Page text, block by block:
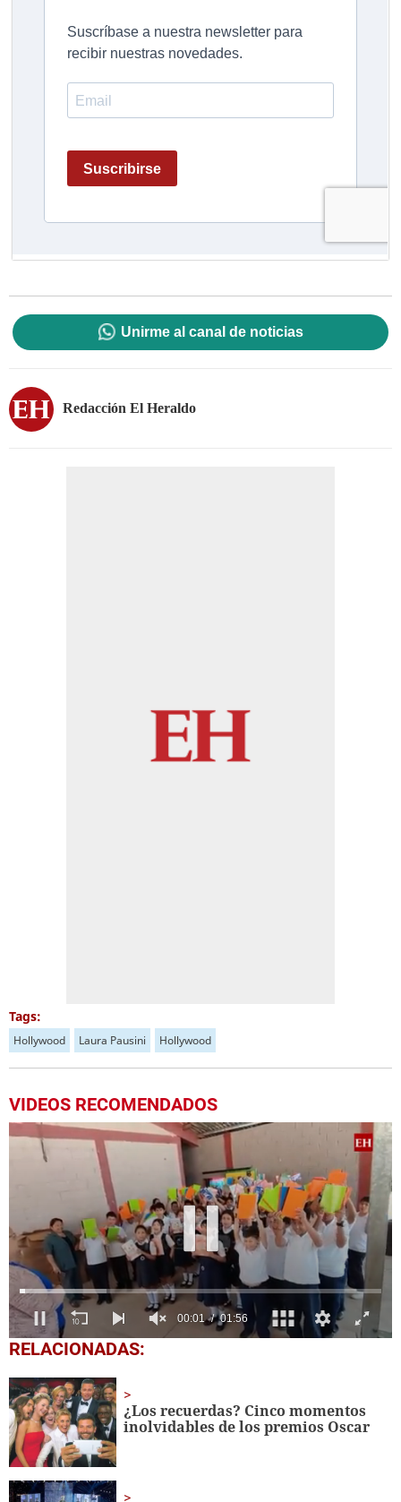
Unirme al canal de noticias
Redacción El Heraldo
Tags:
Hollywood Laura Pausini Hollywood
VIDEOS RECOMENDADOS
0
seconds
1
minute,
56
seconds
RELACIONADAS:
¿Los recuerdas? Cinco momentos
inolvidables de los premios Oscar